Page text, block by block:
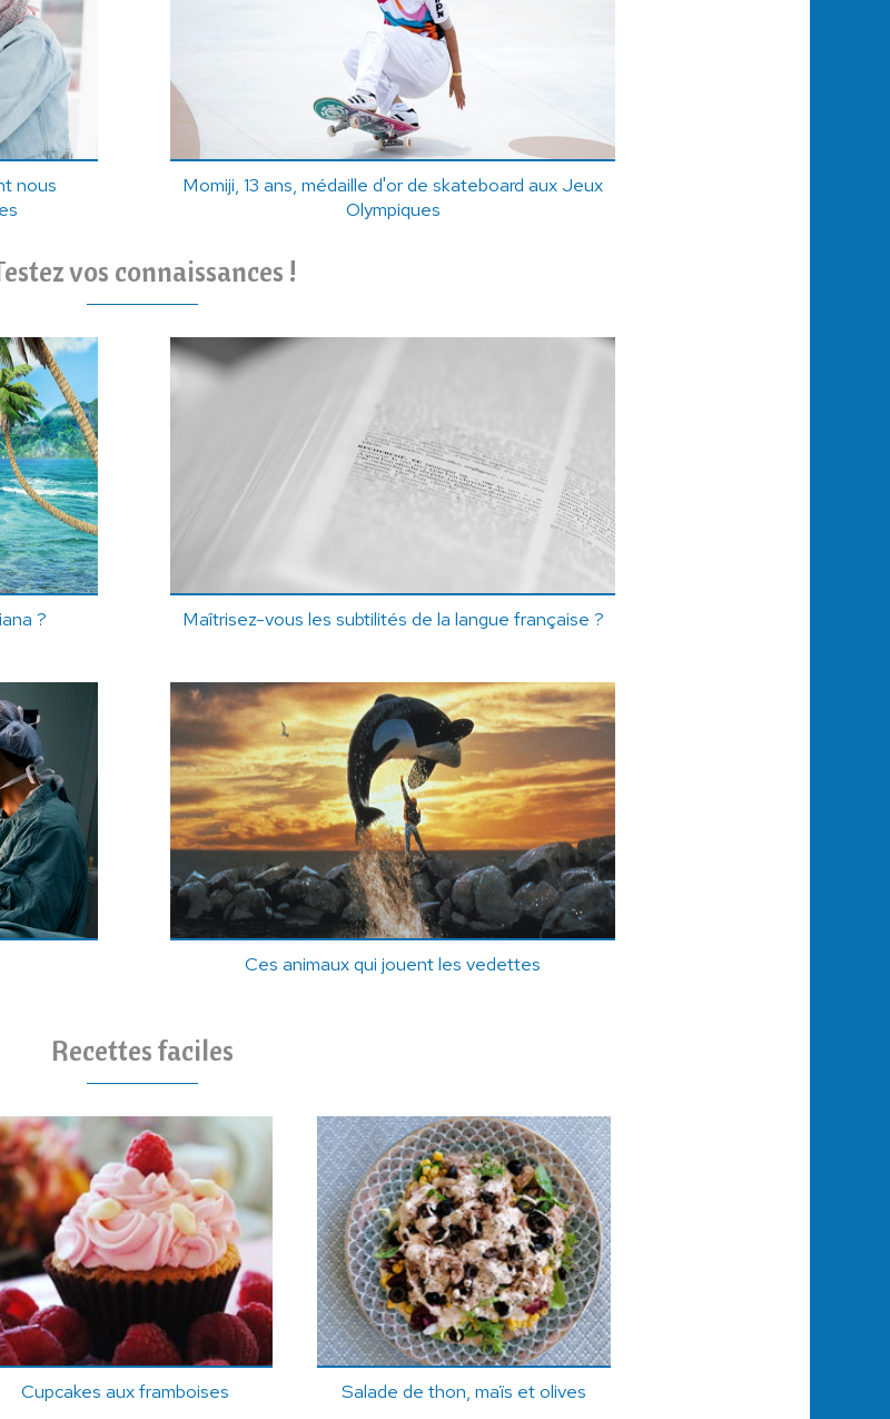
nous
Momiji, 13 ans, médaille d'or de skateboard aux Jeux
Olympiques
vos connaissances !
? Maîtrisez-vous les subtilités de la langue française ?
Ces animaux qui jouent les vedettes
Recettes faciles
Cupcakes aux framboises Salade de thon, maïs et olives